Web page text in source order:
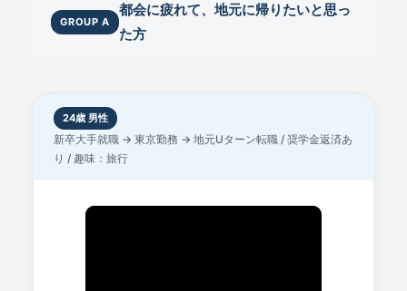
GROUP A
都会に疲れて、地元に帰りたいと思っ
た方
24歳 男性
新卒大手就職 → 東京勤務 → 地元Uターン転職 / 奨学金返済あ
り / 趣味：旅行